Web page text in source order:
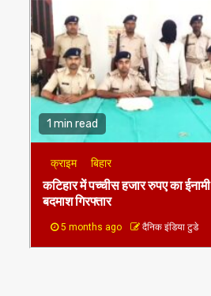
1 min read
क्राइम बिहार
कटिहार में पच्चीस हजार रुपए का ईनामी
बदमाश गिरफ्तार
5 months ago दैनिक इंडिया टुडे